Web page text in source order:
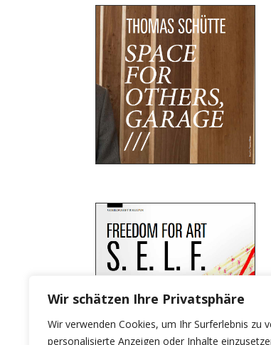
Wir schätzen Ihre Privatsphäre
Wir verwenden Cookies, um Ihr Surferlebnis zu
personalisierte Anzeigen oder Inhalte